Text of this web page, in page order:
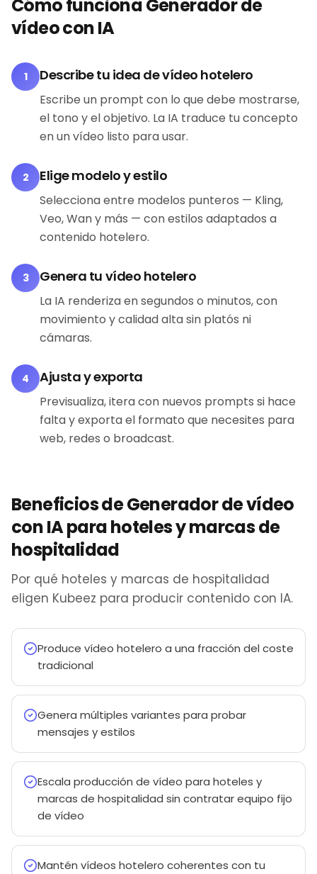
Cómo funciona Generador de
vídeo con IA
1 Describe tu idea de vídeo hotelero
Escribe un prompt con lo que debe mostrarse,
el tono y el objetivo. La IA traduce tu concepto
en un vídeo listo para usar.
2 Elige modelo y estilo
Selecciona entre modelos punteros — Kling,
Veo, Wan y más — con estilos adaptados a
contenido hotelero.
3 Genera tu vídeo hotelero
La IA renderiza en segundos o minutos, con
movimiento y calidad alta sin platós ni
cámaras.
4 Ajusta y exporta
Previsualiza, itera con nuevos prompts si hace
falta y exporta el formato que necesites para
web, redes o broadcast.
Beneficios de Generador de vídeo
con IA para hoteles y marcas de
hospitalidad
Por qué hoteles y marcas de hospitalidad
eligen Kubeez para producir contenido con IA.
Produce vídeo hotelero a una fracción del coste
tradicional
Genera múltiples variantes para probar
mensajes y estilos
Escala producción de vídeo para hoteles y
marcas de hospitalidad sin contratar equipo fijo
de vídeo
Mantén vídeos hotelero coherentes con tu